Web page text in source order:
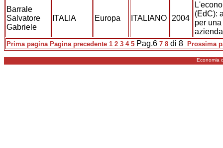
Barrale
Salvatore
Gabriele
ITALIA Europa ITALIANO 2004
(EdC):
per
Prima pagina Pagina precedente 1 2 3 4 5 Pag.6 7 8 di 8 Prossima